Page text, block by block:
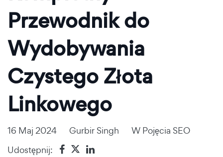
Przewodnik do
Wydobywania
Czystego Złota
Linkowego
16 Maj 2024 Gurbir Singh W Pojęcia SEO
Udostępnij: